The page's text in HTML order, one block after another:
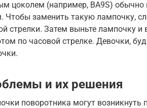
цоколем (например, BA9S) обычно
Чтобы заменить такую лампочку,
стрелки. Затем выньте лампочку и
по часовой стрелке. Девочки,
и их решения
поворотника могут